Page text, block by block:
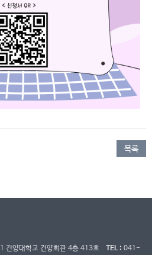
목록
건양대학교 건양회관 4층 413호
TEL : 041-